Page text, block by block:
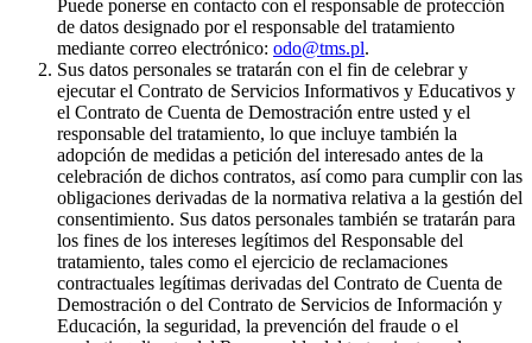
Puede ponerse en contacto con el responsable de protección
de datos designado por el responsable del tratamiento
mediante correo electrónico: odo@tms.pl.
Sus datos personales se tratarán con el fin de celebrar y
ejecutar el Contrato de Servicios Informativos y Educativos y
el Contrato de Cuenta de Demostración entre usted y el
responsable del tratamiento, lo que incluye también la
adopción de medidas a petición del interesado antes de la
celebración de dichos contratos, así como para cumplir con las
obligaciones derivadas de la normativa relativa a la gestión del
consentimiento. Sus datos personales también se tratarán para
los fines de los intereses legítimos del Responsable del
tratamiento, tales como el ejercicio de reclamaciones
contractuales legítimas derivadas del Contrato de Cuenta de
Demostración o del Contrato de Servicios de Información y
Educación, la seguridad, la prevención del fraude o el